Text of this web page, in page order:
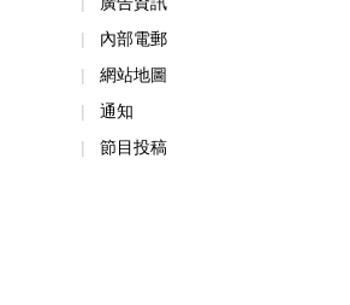
內部電郵
網站地圖
通知
節目投稿